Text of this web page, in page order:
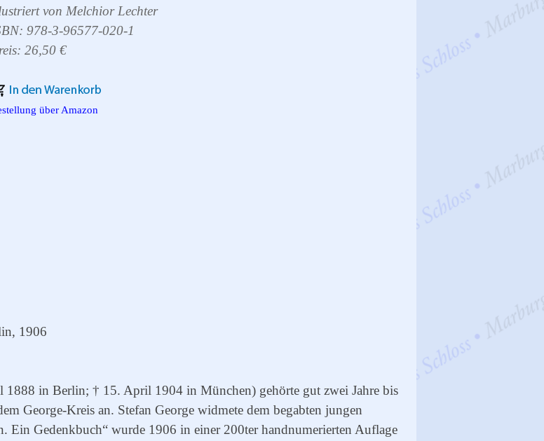
von Melchior Lechter
978-3-96577-020-1
26,50 €
über Amazon
1906
in Berlin; † 15. April 1904 in München) gehörte gut zwei Jahre bis
George-Kreis an. Stefan George widmete dem begabten jungen
Ein Gedenkbuch“ wurde 1906 in einer 200ter handnumerierten Auflage